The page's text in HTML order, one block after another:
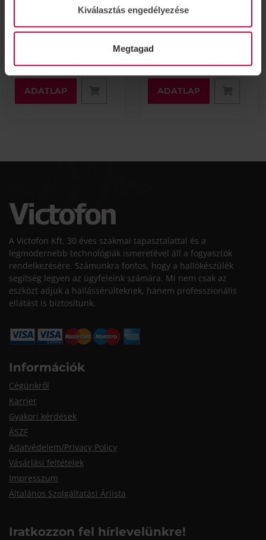
Kiválasztás engedélyezése
Megtagad
hallókészülék elem
1 140 Ft
ADATLAP
elem
ELÉRHETŐ
1 380 Ft
ADATLAP
A Victofon Kft. 30 éves szakmai tapasztalattal és a
legmodernebb technológiák ismeretével áll a fogyasztók
rendelkezésére. Számunkra fontos, hogy a hallókészülék
segítség legyen az ügyfeleink számára. Mi nem csak az
eszközt adjuk a hallássérülteknek, hanem professzionális
ellátást is biztosítunk.
Információk
Cégünkről
Karrier
Gyakori kérdések
ÁSZF
Adatvédelem/Privacy Policy
Vásárlási feltételek
Impresszum
Általános Szolgáltatási Árlista
Iratkozzon fel hírlevelünkre!